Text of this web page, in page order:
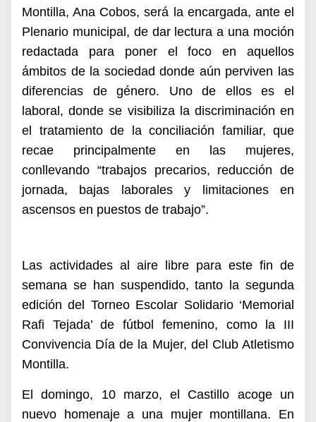
Montilla, Ana Cobos, será la encargada, ante el
Plenario municipal, de dar lectura a una moción
redactada para poner el foco en aquellos
ámbitos de la sociedaddonde aún perviven las
diferencias de género. Uno de ellos es el
laboral, donde se visibiliza la discriminación en
el tratamiento de la conciliación familiar, que
recae principalmente en las mujeres,
conllevando “trabajos precarios, reducción de
jornada, bajas laborales y limitaciones en
ascensos en puestos de trabajo”.
Las actividades al aire libre para este fin de
semana se han suspendido, tanto la segunda
edición del Torneo Escolar Solidario ‘Memorial
Rafi Tejada’ de fútbol femenino, como la III
Convivencia Día de la Mujer, del Club Atletismo
Montilla.
El domingo, 10 marzo, el Castillo acoge un
nuevo homenaje a una mujer montillana. En